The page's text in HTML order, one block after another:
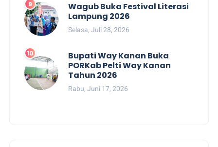
Wagub Buka Festival Literasi
Lampung 2026
Selasa, Juli 28, 2026
Bupati Way Kanan Buka
PORKab Pelti Way Kanan
Tahun 2026
Rabu, Juni 17, 2026